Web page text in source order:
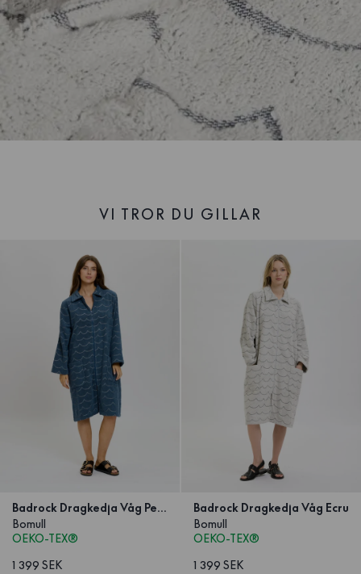
VI TROR DU GILLAR
Badrock Dragkedja Våg Petrol
Bomull
OEKO-TEX®
1 399 SEK
Badrock Dragkedja Våg Ecru
Bomull
OEKO-TEX®
1 399 SEK